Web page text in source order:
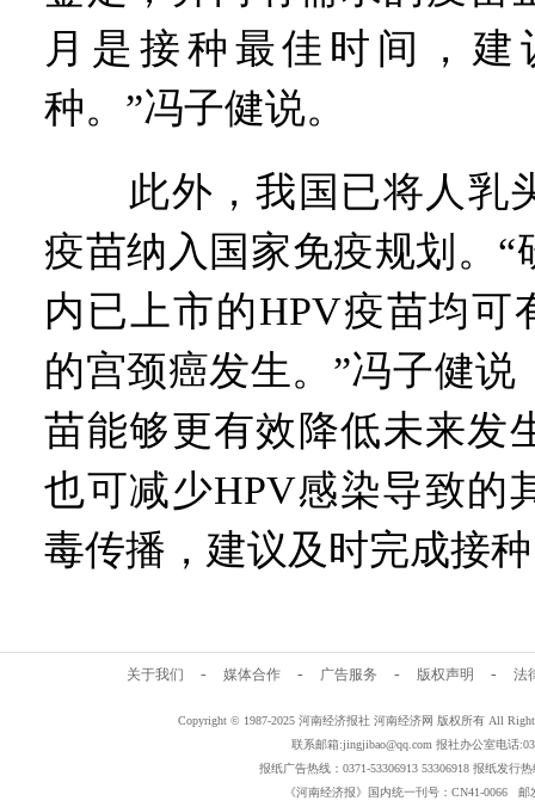
月是接种最佳时间，建
种。”冯子健说。
此外，我国已将人乳
疫苗纳入国家免疫规划。“
内已上市的HPV疫苗均可
的宫颈癌发生。”冯子健说
苗能够更有效降低未来发
也可减少HPV感染导致的
毒传播，建议及时完成接
关于我们 - 媒体合作 - 广告服务 - 版权声明 - 法
Copyright © 1987-2025 河南经济报社 河南经济网 版权所有 All
联系邮箱:jingjibao@qq.com 报社办公室电话
报纸广告热线：0371-53306913 53306918 报纸发行热
《河南经济报》国内统一刊号：CN41-0066 邮